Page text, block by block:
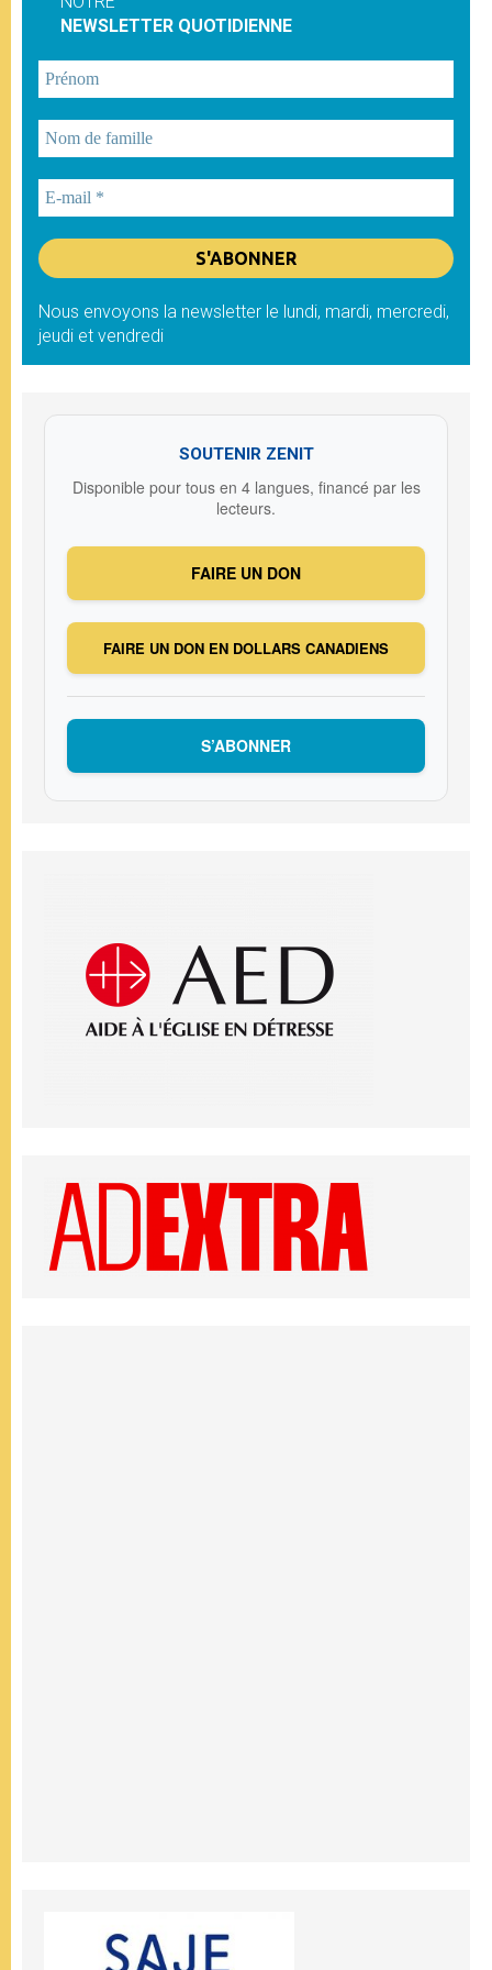
NEWSLETTER QUOTIDIENNE
Nous envoyons la newsletter le lundi, mardi, mercredi,
jeudi et vendredi
SOUTENIR ZENIT
Disponible pour tous en 4 langues, financé par les
lecteurs.
FAIRE UN DON
FAIRE UN DON EN DOLLARS CANADIENS
S’ABONNER